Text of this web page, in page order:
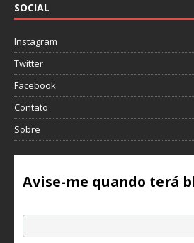
SOCIAL
Instagram
Twitter
Facebook
Contato
Sobre
Avise-me quando terá